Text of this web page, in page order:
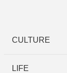
CULTURE
LIFE